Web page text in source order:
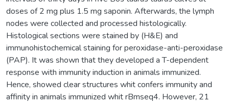
doses of 2 mg plus 1.5 mg saponin. Afterwards, the lymph
nodes were collected and processed histologically.
Histological sections were stained by (H&E) and
immunohistochemical staining for peroxidase-anti-peroxidase
(PAP). It was shown that they developed a T-dependent
response with immunity induction in animals immunized.
Hence, showed clear structures whit confers immunity and
affinity in animals immunized whit rBmseq4. However, 21